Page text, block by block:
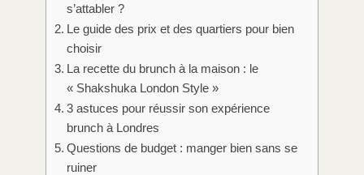
s’attabler ?
Le guide des prix et des quartiers pour bien
choisir
La recette du brunch à la maison : le
« Shakshuka London Style »
3 astuces pour réussir son expérience
brunch à Londres
Questions de budget : manger bien sans se
ruiner